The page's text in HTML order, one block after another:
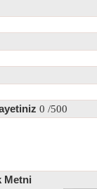
0 /500
Metni